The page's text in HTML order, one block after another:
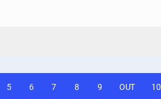
5 6 7 8 9 OUT 10